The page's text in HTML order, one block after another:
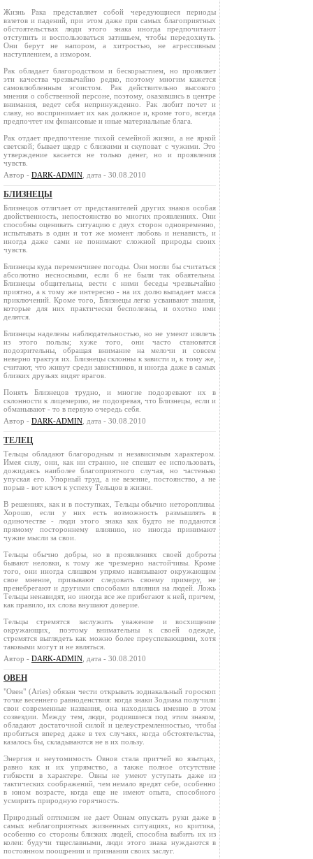
Жизнь Рака представляет собой чередующиеся периоды
взлетов и падений, при этом даже при самых благоприятных
обстоятельствах люди этого знака иногда предпочитают
отступить и воспользоваться затишьем, чтобы передохнуть.
Они берут не напором, а хитростью, не агрессивным
наступлением, а измором.
Рак обладает благородством и бескорыстием, но проявляет
эти качества чрезвычайно редко, поэтому многим кажется
самовлюбленным эгоистом. Рак действительно высокого
мнения о собственной персоне, поэтому, оказавшись в центре
внимания, ведет себя непринужденно. Рак любит почет и
славу, но воспринимает их как должное и, кроме того, всегда
предпочтет им финансовые и иные материальные блага.
Рак отдает предпочтение тихой семейной жизни, а не яркой
светской; бывает щедр с близкими и скуповат с чужими. Это
утверждение касается не только денег, но и проявления
чувств.
Автор - DARK-ADMIN , дата - 30.08.2010
БЛИЗНЕЦЫ
Близнецов отличает от представителей других знаков особая
двойственность, непостоянство во многих проявлениях. Они
способны оценивать ситуацию с двух сторон одновременно,
испытывать в один и тот же момент любовь и ненависть, и
иногда даже сами не понимают сложной природы своих
чувств.
Близнецы куда переменчивее погоды. Они могли бы считаться
абсолютно несносными, если б не были так обаятельны.
Близнецы общительны, вести с ними беседы чрезвычайно
приятно, а к тому же интересно - на их долю выпадает масса
приключений. Кроме того, Близнецы легко усваивают знания,
которые для них практически бесполезны, и охотно ими
делятся.
Близнецы наделены наблюдательностью, но не умеют извлечь
из этого пользы; хуже того, они часто становятся
подозрительны, обращая внимание на мелочи и совсем
неверно трактуя их. Близнецы склонны к зависти и, к тому же,
считают, что живут среди завистников, и иногда даже в самых
близких друзьях видят врагов.
Понять Близнецов трудно, и многие подозревают их в
склонности к лицемерию, не подозревая, что Близнецы, если и
обманывают - то в первую очередь себя.
Автор - DARK-ADMIN , дата - 30.08.2010
ТЕЛЕЦ
Тельцы обладают благородным и независимым характером.
Имея силу, они, как ни странно, не спешат ее использовать,
дожидаясь наиболее благоприятного случая, но частенько
упуская его. Упорный труд, а не везение, постоянство, а не
порыв - вот ключ к успеху Тельцов в жизни.
В решениях, как и в поступках, Тельцы обычно неторопливы.
Хорошо, если у них есть возможность размышлять в
одиночестве - люди этого знака как будто не поддаются
прямому постороннему влиянию, но иногда принимают
чужие мысли за свои.
Тельцы обычно добры, но в проявлениях своей доброты
бывают неловки, к тому же чрезмерно настойчивы. Кроме
того, они иногда слишком упрямо навязывают окружающим
свое мнение, призывают следовать своему примеру, не
пренебрегают и другими способами влияния на людей. Ложь
Тельцы ненавидят, но иногда все же прибегают к ней, причем,
как правило, их слова внушают доверие.
Тельцы стремятся заслужить уважение и восхищение
окружающих, поэтому внимательны к своей одежде,
стремятся выглядеть как можно более преуспевающими, хотя
таковыми могут и не являться.
Автор - DARK-ADMIN , дата - 30.08.2010
ОВЕН
"Овен" (Aries) обязан чести открывать зодиакальный гороскоп
точке весеннего равноденствия: когда знаки Зодиака получили
свои современные названия, она находилась именно в этом
созвездии. Между тем, люди, родившиеся под этим знаком,
обладают достаточной силой и целеустремленностью, чтобы
пробиться вперед даже в тех случаях, когда обстоятельства,
казалось бы, складываются не в их пользу.
Энергия и неутомимость Овнов стала притчей во язытцах,
равно как и их упрямство, а также полное отсутствие
гибкости в характере. Овны не умеют уступать даже из
тактических соображений, чем немало вредят себе, особенно
в юном возрасте, когда еще не имеют опыта, способного
усмирить природную горячность.
Природный оптимизм не дает Овнам опускать руки даже в
самых неблагоприятных жизненных ситуациях, но критика,
особенно со стороны близких людей, способна выбить их из
колеи: будучи тщеславными, люди этого знака нуждаются в
постоянном поощрении и признании своих заслуг.